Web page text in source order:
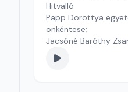
Hitvalló
Papp Dorottya
önkéntese;
Jacsóné Baróthy